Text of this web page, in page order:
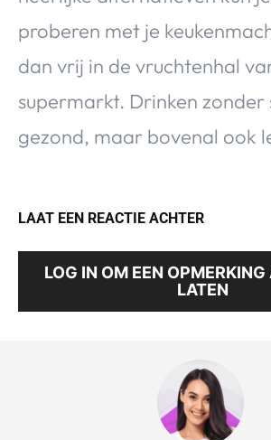
proberen met je
dan vrij in de vruchtenhal
supermarkt. Drinken zonder
gezond, maar bovenal ook
LAAT EEN REACTIE ACHTER
LOG IN OM EEN
LATEN